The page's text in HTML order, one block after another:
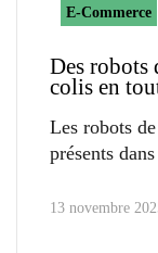
E-Commerce
Des robots
colis en
Les robots
présents
13 novembre